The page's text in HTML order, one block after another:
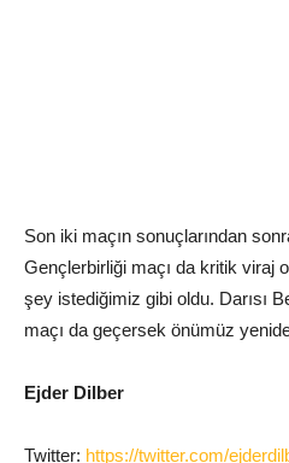
Son iki maçın sonuçlarından
Gençlerbirliği maçı da kritik viraj
şey istediğimiz gibi oldu. Darısı
maçı da geçersek önümüz
Ejder Dilber
Twitter: https://twitter.com/